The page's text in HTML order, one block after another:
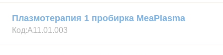
Плазмотерапия 1 пробирка MeaPlasma
Код:А11.01.003